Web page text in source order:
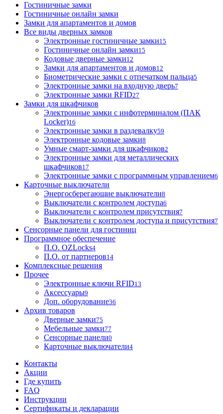
Гостиничные замки
Гостиничные онлайн замки
Замки для апартаментов и домов
Все виды дверных замков
Электронные гостиничные замки15
Гостиничные онлайн замки15
Кодовые дверные замки12
Замки для апартаментов и домов12
Биометрические замки с отпечатком пальца5
Электронные замки на входную дверь7
Электронные замки RFID27
Замки для шкафчиков
Электронные замки с инфотерминалом (ПАК
Locker)16
Электронные замки в раздевалку59
Электронные кодовые замки8
Умные смарт-замки для шкафчиков2
Электронные замки для металлических
шкафчиков17
Электронные замки с программным управлением6
Карточные выключатели
Энергосберегающие выключатели8
Выключатели с контролем доступа6
Выключатели с контролем присутствия7
Выключатели с контролем доступа и присутствия7
Сенсорные панели для гостиниц
Программное обеспечение
П.О. OZLocks4
П.О. от партнеров14
Комплексные решения
Прочее
Электронные ключи RFID13
Аксессуары9
Доп. оборудование36
Архив товаров
Дверные замки75
Мебельные замки77
Сенсорные панели0
Карточные выключатели4
Контакты
Акции
Где купить
FAQ
Инструкции
Сертификаты и декларации